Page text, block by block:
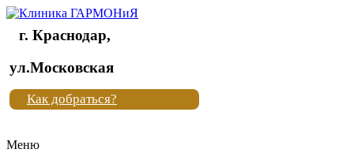
Клиника
"Новая
жизнь"
Клиника
г. Краснодар,
ул.Московская
Как добраться?
Меню